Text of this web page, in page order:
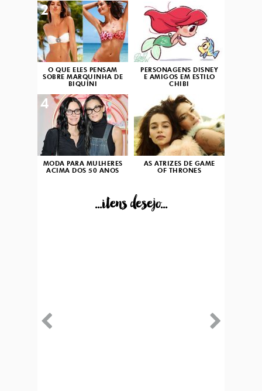
O QUE ELES PENSAM
SOBRE MARQUINHA DE
BIQUÍNI
2
PERSONAGENS DISNEY
E AMIGOS EM ESTILO
CHIBI
3
MODA PARA MULHERES
ACIMA DOS 50 ANOS
4
AS ATRIZES DE GAME
OF THRONES
...itens desejo...